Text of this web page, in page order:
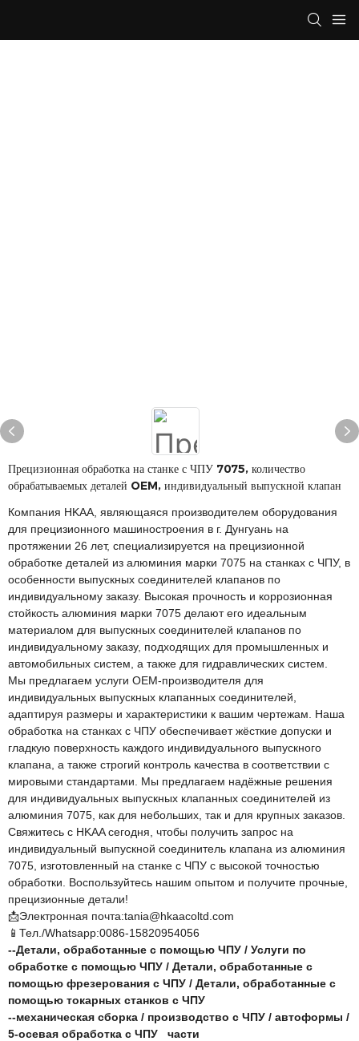
Прецизионная обработка на станке с ЧПУ 7075, количество
обрабатываемых деталей OEM, индивидуальный выпускной клапан
Компания HKAA, являющаяся производителем оборудования
для прецизионного машиностроения в г. Дунгуань на
протяжении 26 лет, специализируется на прецизионной
обработке деталей из алюминия марки 7075 на станках с ЧПУ, в
особенности выпускных соединителей клапанов по
индивидуальному заказу. Высокая прочность и коррозионная
стойкость алюминия марки 7075 делают его идеальным
материалом для выпускных соединителей клапанов по
индивидуальному заказу, подходящих для промышленных и
автомобильных систем, а также для гидравлических систем.
Мы предлагаем услуги OEM-производителя для
индивидуальных выпускных клапанных соединителей,
адаптируя размеры и характеристики к вашим чертежам. Наша
обработка на станках с ЧПУ обеспечивает жёсткие допуски и
гладкую поверхность каждого индивидуального выпускного
клапана, а также строгий контроль качества в соответствии с
мировыми стандартами. Мы предлагаем надёжные решения
для индивидуальных выпускных клапанных соединителей из
алюминия 7075, как для небольших, так и для крупных заказов.
Свяжитесь с HKAA сегодня, чтобы получить запрос на
индивидуальный выпускной соединитель клапана из алюминия
7075, изготовленный на станке с ЧПУ с высокой точностью
обработки. Воспользуйтесь нашим опытом и получите прочные,
прецизионные детали!
📩Электронная почта:tania@hkaacoltd.com
📱Тел./Whatsapp:0086-15820954056
--Детали, обработанные с помощью ЧПУ / Услуги по
обработке с помощью ЧПУ / Детали, обработанные с
помощью фрезерования с ЧПУ / Детали, обработанные с
помощью токарных станков с ЧПУ
--механическая сборка / производство с ЧПУ / автоформы /
5-осевая обработка с ЧПУ
части